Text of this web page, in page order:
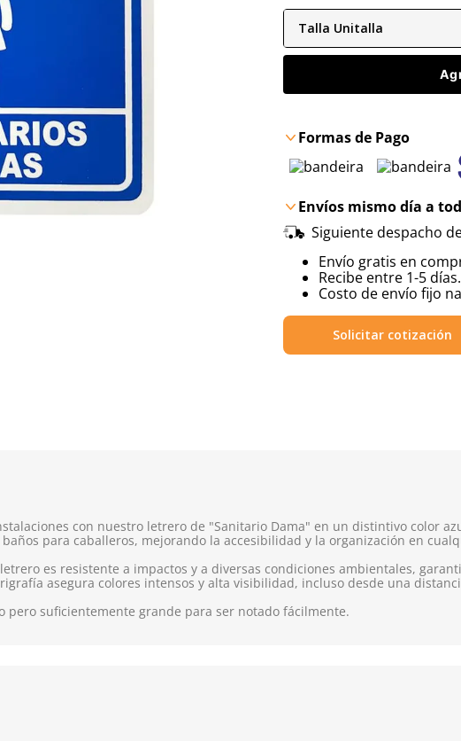
Talla Unitalla
Formas de Pago
Envíos mismo día a
Siguiente despacho
Envío gratis en
Recibe entre 1-5 días.
Costo de envío fijo
Solicitar cotización
con nuestro letrero de "Sanitario Dama" en un distintivo color
para caballeros, mejorando la accesibilidad y la organización en
es resistente a impactos y a diversas condiciones ambientales,
asegura colores intensos y alta visibilidad, incluso desde una
pero suficientemente grande para ser notado fácilmente.